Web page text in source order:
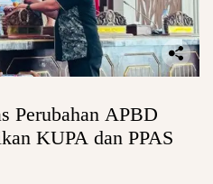
Perubahan APBD
KUPA dan PPAS